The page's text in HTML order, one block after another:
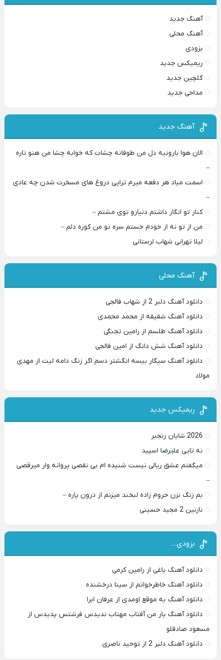
آهنگ جدید
آهنگ محلی
بزودی
ریمیکس جدید
گلچین جدید
مداحی جدید
آهنگ جدید
الان هوا بارونیه دل من طوفانه چشات که خوابه چشا من هنو تاره
–
اسمت میاد هر دفعه میرم تراپی دروغ‌ های مسخرت شدن چه عادی
–
کنار تو انگار داشتم دنیارو توی مشتم –
من از تو نه از خودم خستم سره تو من کوره دلم –
لیلا تهرانی شهاب لرستانی
آهنگ محلی
دانلود آهنگ دلبر 2 از شهاب فالجی
دانلود آهنگ شقیقه از محمد محمدی
دانلود آهنگ طلسم از رامین تجنگی
دانلود آهنگ شش دانگ از امین فالجی
دانلود آهنگ سیگار بیسه انگشتر دسم اگر زنگ دامه لیت از مهدی
مولاد
ریمیکس جدید
2026 شایان رنجبر
نه تایی علیرضا اسپید
میگفتم عشق ریالی نیست شنیده ام بی نقصی پروانه وار میرقصی
–
بم زنگ نزن حروم زاده لبخند میزنم از درون پاره –
نازنین 2 مجید حسینی
بزودی…
دانلود آهنگ یاغی از رامین کرمی
دانلود آهنگ خاطرخواتم از سینا درخشنده
دانلود آهنگ به موقع اومدی از عرفان ابرا
دانلود آهنگ یار من آفتاب مهتاب ندیدس فرشتس پدیدس از
مسعود صادقلو
دانلود آهنگ دلبر 2 از توحید ناصری